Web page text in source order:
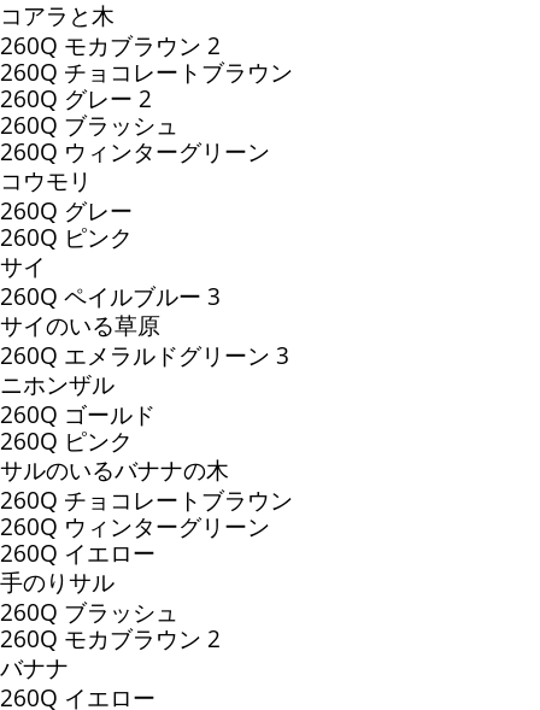
コアラと木
260Q モカブラウン 2
260Q チョコレートブラウン
260Q グレー 2
260Q ブラッシュ
260Q ウィンターグリーン
コウモリ
260Q グレー
260Q ピンク
サイ
260Q ペイルブルー 3
サイのいる草原
260Q エメラルドグリーン 3
ニホンザル
260Q ゴールド
260Q ピンク
サルのいるバナナの木
260Q チョコレートブラウン
260Q ウィンターグリーン
260Q イエロー
手のりサル
260Q ブラッシュ
260Q モカブラウン 2
バナナ
260Q イエロー